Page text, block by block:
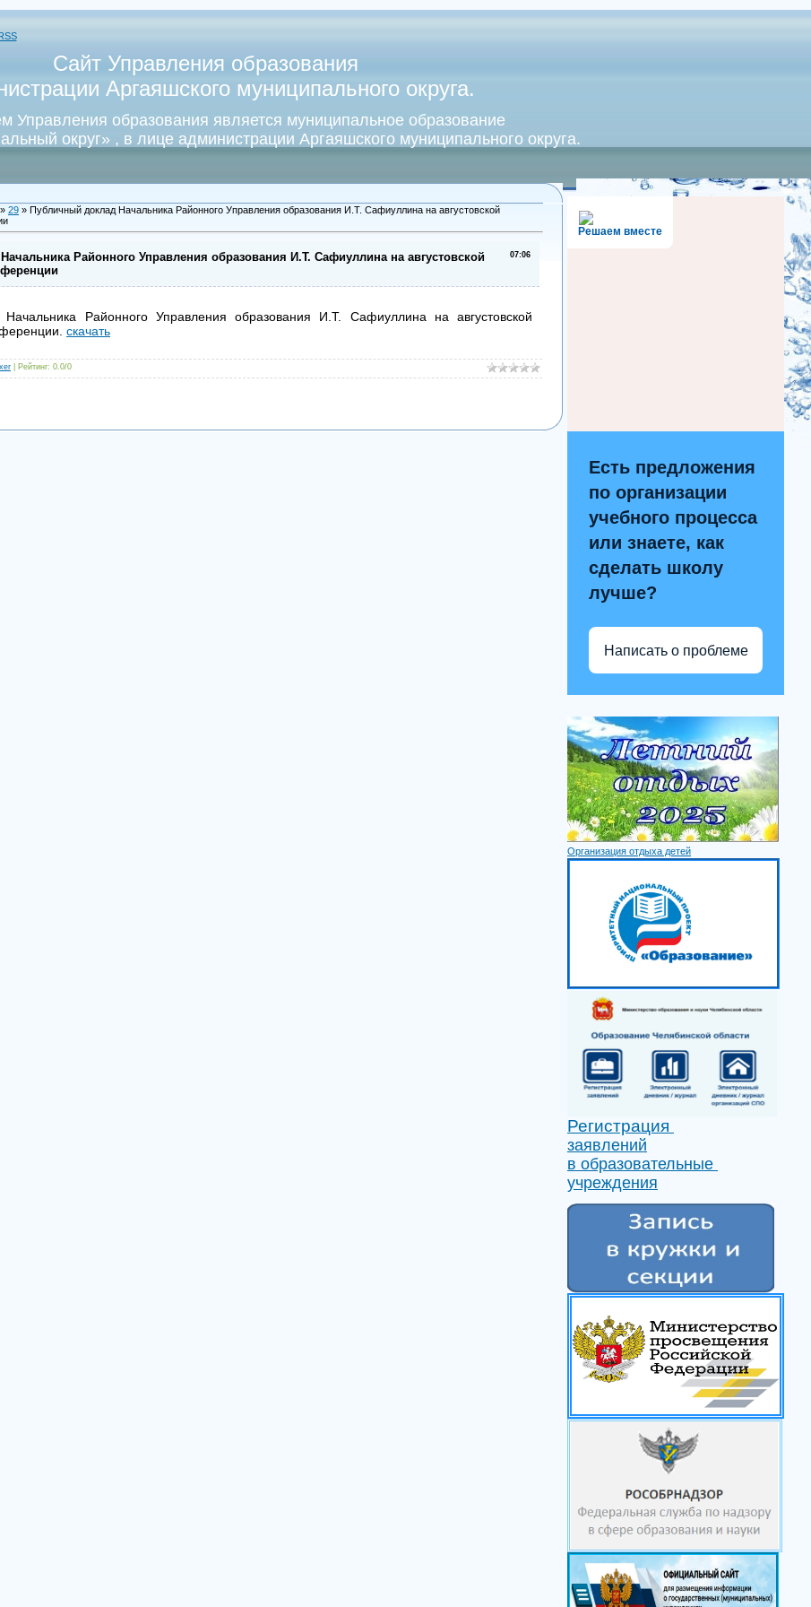
RSS
Сайт Управления образования
Аргаяшского муниципального округа.
Управления образования является муниципальное образование
округ» , в лице администрации Аргаяшского муниципального округа.
» 29 » Публичный доклад Начальника Районного Управления образования И.Т. Сафиуллина на августовской
07:06
Районного Управления образования И.Т. Сафиуллина на августовской
Районного Управления образования И.Т. Сафиуллина на августовской
скачать
Рейтинг: 0.0/0
Решаем вместе
Есть предложения
по организации
учебного процесса
или знаете, как
сделать школу
лучше?
Написать о проблеме
Организация отдыха детей
Регистрация
заявлений
в образовательные
учреждения